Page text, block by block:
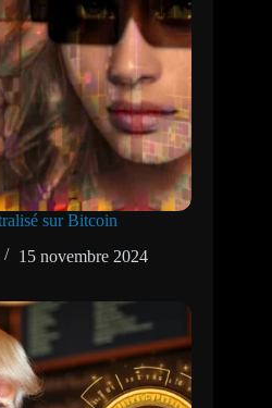
sur Bitcoin
15 novembre 2024